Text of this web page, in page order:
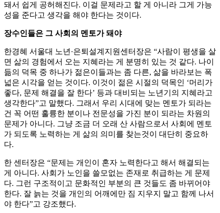
돼서 쉽게 공허해진다. 이걸 문제라고 할 게 아니라 그게 가능
성을 준다고 생각을 해야 한다는 것이다.
장수인들은 그 사회의 멘토가 돼야
한경혜 서울대 노년·은퇴설계지원센터장은 “사람이 평생을 살
면 삶의 경험에서 오는 지혜라는 게 분명히 있는 것 같다. 나이
듦의 덕목 중 하나가 젊은이들과는 좀 다른, 삶을 바라보는 폭
넓은 시각을 얻는 것이다. 이것이 젊은 시절의 덕목인 ‘머리가
좋다, 문제 해결을 잘 한다’ 등과 대비되는 노년기의 지혜라고
생각한다”고 말했다. 그래서 우리 시대에 맞는 멘토가 되라는
건 꼭 어떤 훌륭한 분이나 전문성을 가진 분이 되라는 차원의
문제가 아니다. 그냥 조금 더 오래 산 사람으로서 사회에 멘토
가 되도록 노력하는 게 삶의 의미를 찾는것이 대단히 중요하
다.
한 센터장은 “문제는 개인이 혼자 노력한다고 해서 해결되는
게 아니다. 사회가 노인을 쓸모없는 존재로 취급하는 게 문제
다. 그런 구조적이고 문화적인 부분의 큰 것들도 좀 바뀌어야
한다. 잘 늙는 것을 개인의 어깨에만 짐 지우지 말고 함께 나서
야 한다”고 강조했다.